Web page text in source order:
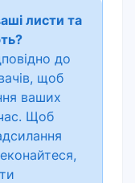
листи та
до
щоб
ваших
Щоб